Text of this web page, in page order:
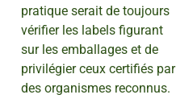
pratique serait de toujours
vérifier les labels figurant
sur les emballages et de
privilégier ceux certifiés par
des organismes reconnus.